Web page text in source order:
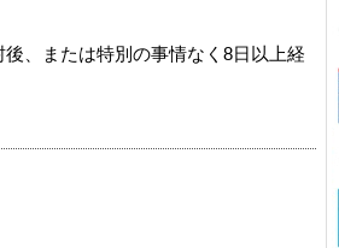
、または特別の事情なく8日以上経